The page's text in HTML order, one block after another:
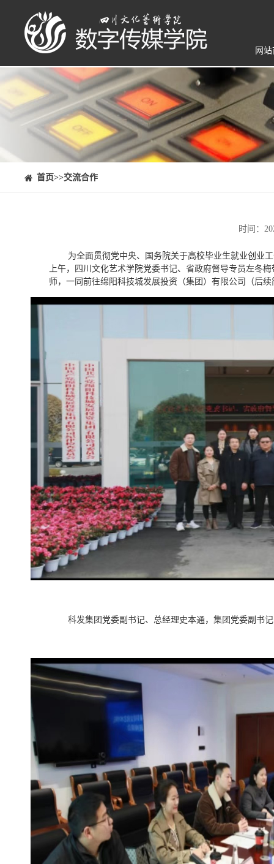
网
⠀⠀首页>>交流合作
时间：
为全面贯彻党中央、国务院关于高校毕业生就业创业
上午，四川文化艺术学院党委书记、省政府督导专员左冬
师，一同前往绵阳科技城发展投资（集团）有限公司（后
科发集团党委副书记、总经理史本通，集团党委副书